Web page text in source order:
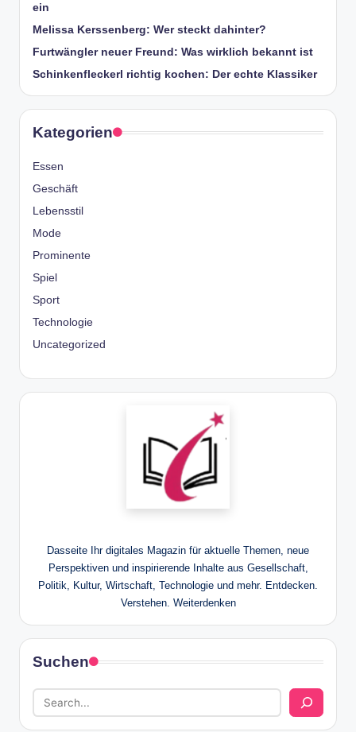
ein
Melissa Kerssenberg: Wer steckt dahinter?
Furtwängler neuer Freund: Was wirklich bekannt ist
Schinkenfleckerl richtig kochen: Der echte Klassiker
Kategorien
Essen
Geschäft
Lebensstil
Mode
Prominente
Spiel
Sport
Technologie
Uncategorized
Dasseite Ihr digitales Magazin für aktuelle Themen, neue
Perspektiven und inspirierende Inhalte aus Gesellschaft,
Politik, Kultur, Wirtschaft, Technologie und mehr. Entdecken.
Verstehen. Weiterdenken
Suchen